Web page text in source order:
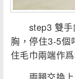
step3 雙手
胸，停住3-5個
住毛巾兩端作爲